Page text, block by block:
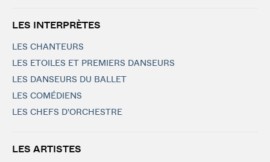
LES INTERPRÈTES
LES CHANTEURS
LES ETOILES ET PREMIERS DANSEURS
LES DANSEURS DU BALLET
LES COMÉDIENS
LES CHEFS D'ORCHESTRE
LES ARTISTES